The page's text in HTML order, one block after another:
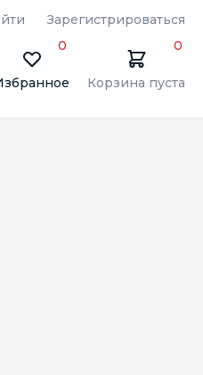
Зарегистрироваться
0
Корзина пуста
0